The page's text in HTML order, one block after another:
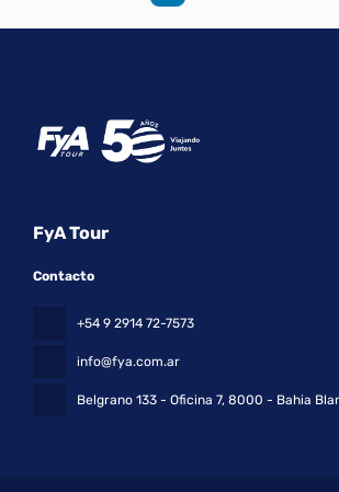
FyA Tour
Contacto
+54 9 2914 72-7573
info@fya.com.ar
Belgrano 133 - Oficina 7, 8000 - Bahia